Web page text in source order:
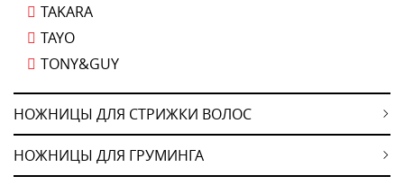
TAKARA
TAYO
TONY&GUY
НОЖНИЦЫ ДЛЯ СТРИЖКИ ВОЛОС
НОЖНИЦЫ ДЛЯ ГРУМИНГА